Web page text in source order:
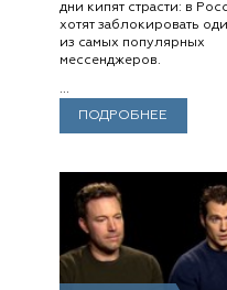
дни кипят страсти: в
хотят заблокировать
из самых популярных
мессенджеров.
...
ПОДРОБНЕЕ